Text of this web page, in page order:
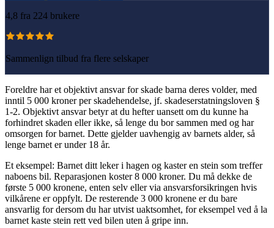
4,8 fra 224 brukere
Sammenlign tilbud fra flere selskaper
Foreldre har et objektivt ansvar for skade barna deres volder, med
inntil 5 000 kroner per skadehendelse, jf. skadeserstatningsloven §
1-2. Objektivt ansvar betyr at du hefter uansett om du kunne ha
forhindret skaden eller ikke, så lenge du bor sammen med og har
omsorgen for barnet. Dette gjelder uavhengig av barnets alder, så
lenge barnet er under 18 år.
Et eksempel: Barnet ditt leker i hagen og kaster en stein som treffer
naboens bil. Reparasjonen koster 8 000 kroner. Du må dekke de
første 5 000 kronene, enten selv eller via ansvarsforsikringen hvis
vilkårene er oppfylt. De resterende 3 000 kronene er du bare
ansvarlig for dersom du har utvist uaktsomhet, for eksempel ved å la
barnet kaste stein rett ved bilen uten å gripe inn.